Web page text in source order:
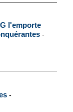
l'emporte
-
-